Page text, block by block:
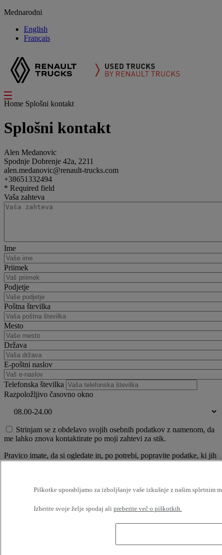
Mednarodni
English
Français
Home Splošni kontakt
Splošni kontakt
Alen Medanovic
Spodnje Dobrenje 42a, 2211
alen.medanovic@renault-trucks.com
+38651332494
* Required field
Vaša zahteva
Ime
Priimek
Podjetje
Poštna številka
Mesto
Država
E-poštni naslov
Telefonska številka
Razpoložljivo časovno okno
Strinjam se z obdelavo svojih osebnih podatkov z namenom, da
me lahko znova kontaktirate po moji zahtevi za stik.
Pravico imate, da si ogledate in, po potrebi, popravite podatke, ki jih
RENAULT TRUCKS, Digital Channel (TER C50 2 56) 99 Route
sur la protection des données personnelles, nous attirons votre
Piškotke uporabljamo za izboljšanje vaše izkušnje z našim spletnim
Izberite svoje želje spodaj ali preberite več o piškotkih.